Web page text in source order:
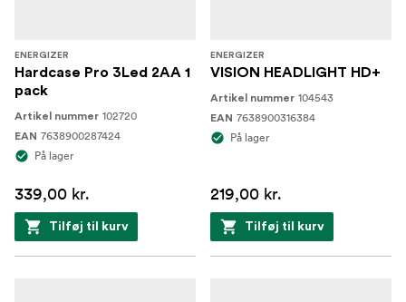
ENERGIZER
Hardcase Pro 3Led 2AA 1
pack
Artikel nummer 102720
EAN 7638900287424
På lager
339,00 kr.
Tilføj til kurv
ENERGIZER
VISION HEADLIGHT HD+
Artikel nummer 104543
EAN 7638900316384
På lager
219,00 kr.
Tilføj til kurv